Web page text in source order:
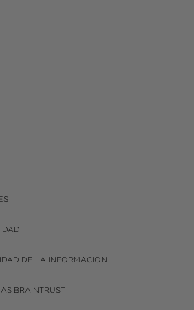
DE LA INFORMACION
BRAINTRUST